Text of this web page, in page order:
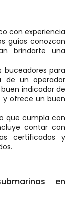
con experiencia
guías conozcan
brindarte una
buceadores para
de un operador
indicador de
y ofrece un buen
que cumpla con
contar con
certificados y
en